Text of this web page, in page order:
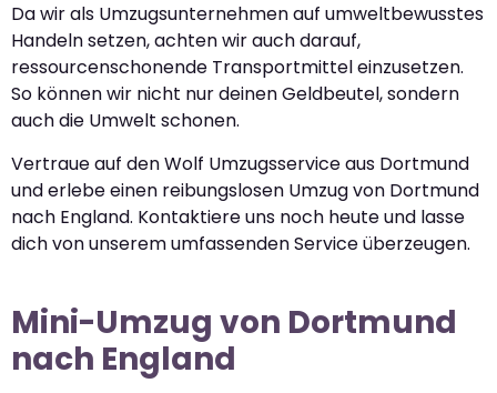
Da wir als Umzugsunternehmen auf umweltbewusstes
Handeln setzen, achten wir auch darauf,
ressourcenschonende Transportmittel einzusetzen.
So können wir nicht nur deinen Geldbeutel, sondern
auch die Umwelt schonen.
Vertraue auf den Wolf Umzugsservice aus Dortmund
und erlebe einen reibungslosen Umzug von Dortmund
nach England. Kontaktiere uns noch heute und lasse
dich von unserem umfassenden Service überzeugen.
Mini-Umzug von Dortmund
nach England